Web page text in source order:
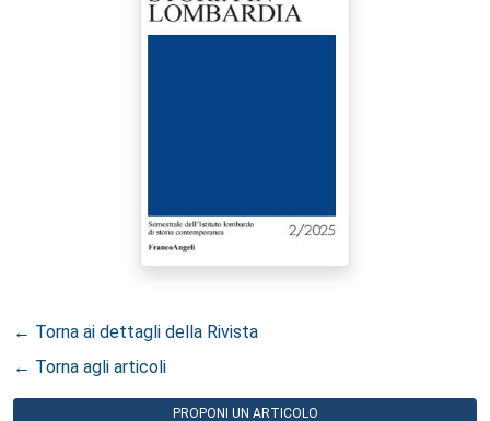
← Torna ai dettagli della Rivista
← Torna agli articoli
PROPONI UN ARTICOLO